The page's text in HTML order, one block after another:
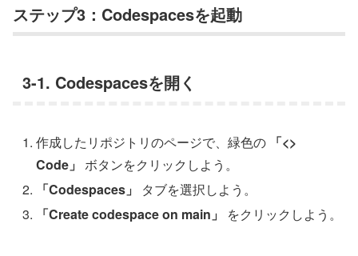
ステップ3：Codespacesを起動
3-1. Codespacesを開く
作成したリポジトリのページで、緑色の 「<>
Code」 ボタンをクリックしよう。
「Codespaces」
タブを選択しよう。
「Create codespace on main」
をクリックしよう。